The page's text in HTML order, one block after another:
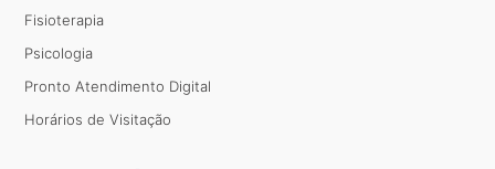
Fisioterapia
Psicologia
Pronto Atendimento Digital
Horários de Visitação